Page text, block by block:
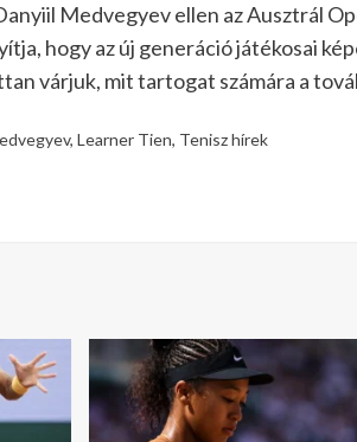
Medvegyev ellen az Ausztrál
hogy az új generáció játékosai
várjuk, mit tartogat számára a
, Learner Tien, Tenisz hírek